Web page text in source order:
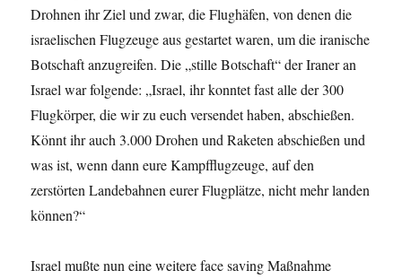
Drohnen ihr Ziel und zwar, die Flughäfen, von denen die
israelischen Flugzeuge aus gestartet waren, um die iranische
Botschaft anzugreifen. Die „stille Botschaft“ der Iraner an
Israel war folgende: „Israel, ihr konntet fast alle der 300
Flugkörper, die wir zu euch versendet haben, abschießen.
Könnt ihr auch 3.000 Drohen und Raketen abschießen und
was ist, wenn dann eure Kampfflugzeuge, auf den
zerstörten Landebahnen eurer Flugplätze, nicht mehr landen
können?“
Israel mußte nun eine weitere face saving Maßnahme